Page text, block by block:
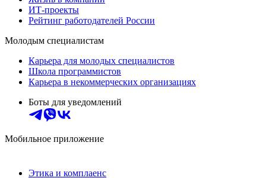
ИТ-проекты
Рейтинг работодателей России
Молодым специалистам
Карьера для молодых специалистов
Школа программистов
Карьера в некоммерческих организациях
Боты для уведомлений
Мобильное приложение
Этика и комплаенс